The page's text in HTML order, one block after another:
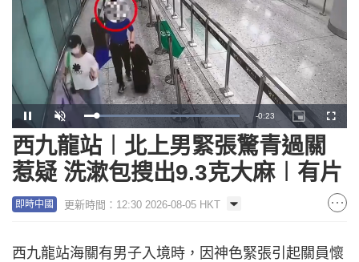
Pause Unmute Loaded:
Remaining
Time
-0:22
Picture-
in-
Picture
西九龍站︱北上男緊張驚青過關
惹疑 洗漱包搜出9.3克大麻︱有片
即時中國 更新時間：12:30 2026-08-05 HKT
西九龍站海關有男子入境時，因神色緊張引起關員懷